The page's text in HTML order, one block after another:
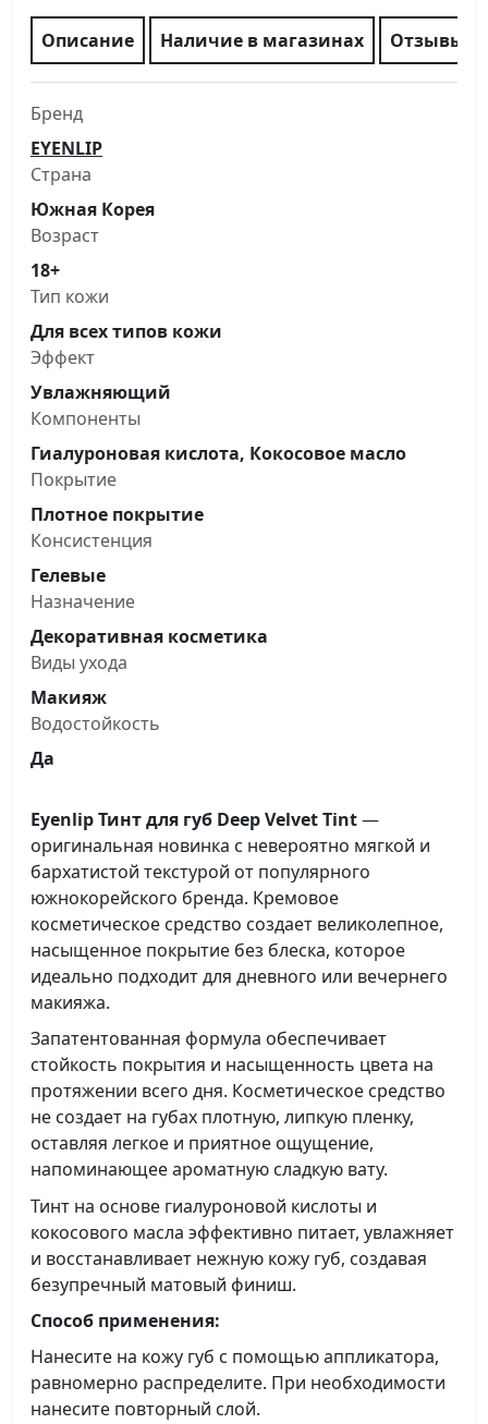
Описание Наличие в магазинах Отзывы
Бренд
EYENLIP
Страна
Южная Корея
Возраст
18+
Тип кожи
Для всех типов кожи
Эффект
Увлажняющий
Компоненты
Гиалуроновая кислота, Кокосовое масло
Покрытие
Плотное покрытие
Консистенция
Гелевые
Назначение
Декоративная косметика
Виды ухода
Макияж
Водостойкость
Да
Eyenlip Тинт для губ Deep Velvet Tint—
оригинальная новинка с невероятно мягкой и
бархатистой текстурой от популярного
южнокорейского бренда. Кремовое
косметическое средство создает великолепное,
насыщенное покрытие без блеска, которое
идеально подходит для дневного или вечернего
макияжа.
Запатентованная формула обеспечивает
стойкость покрытия и насыщенность цвета на
протяжении всего дня. Косметическое средство
не создает на губах плотную, липкую пленку,
оставляя легкое и приятное ощущение,
напоминающее ароматную сладкую вату.
Тинт на основе гиалуроновой кислоты и
кокосового масла эффективно питает, увлажняет
и восстанавливает нежную кожу губ, создавая
безупречный матовый финиш.
Способ применения:
Нанесите на кожу губ с помощью аппликатора,
равномерно распределите. При необходимости
нанесите повторный слой.